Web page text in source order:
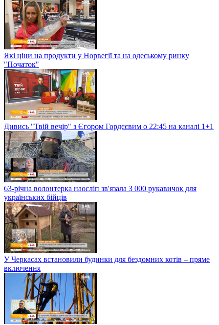
Які ціни на продукти у Норвегії та на одеському ринку
"Початок"
Дивись "Твій вечір" з Єгором Гордєєвим о 22:45 на каналі 1+1
63-річна волонтерка наосліп зв'язала 3 000 рукавичок для
українських бійців
У Черкасах встановили будинки для бездомних котів – пряме
включення